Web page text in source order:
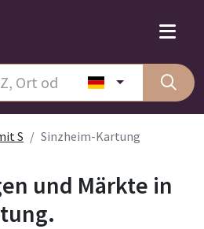
S Sinzheim-Kartung
und Märkte in